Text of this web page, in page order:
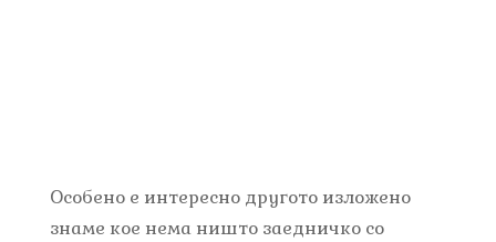
Особено е интересно другото изложено
знаме кое нема ништо заедничко со